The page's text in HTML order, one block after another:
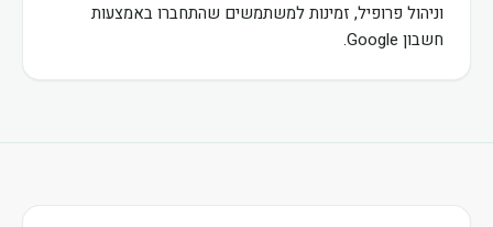
וניהול פרופיל, זמינות למשתמשים שהתחברו באמצעות
חשבון Google.